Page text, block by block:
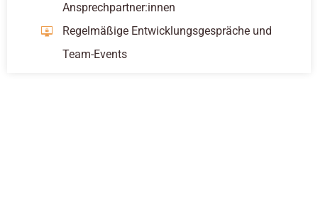
Ansprechpartner:innen
Regelmäßige Entwicklungsgespräche und
Team-Events